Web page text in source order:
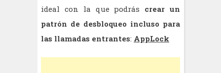
ideal con la que podrás crear un
patrón de desbloqueo incluso para
las llamadas entrantes: AppLock